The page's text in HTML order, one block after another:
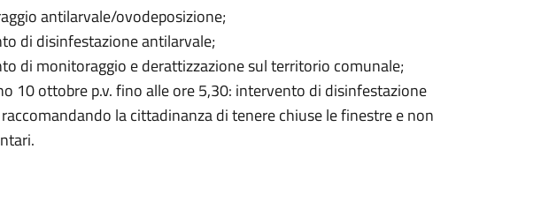
antilarvale/ovodeposizione;
di disinfestazione antilarvale;
di monitoraggio e derattizzazione sul territorio comunale;
10 ottobre p.v. fino alle ore 5,30: intervento di disinfestazione
la cittadinanza di tenere chiuse le finestre e non